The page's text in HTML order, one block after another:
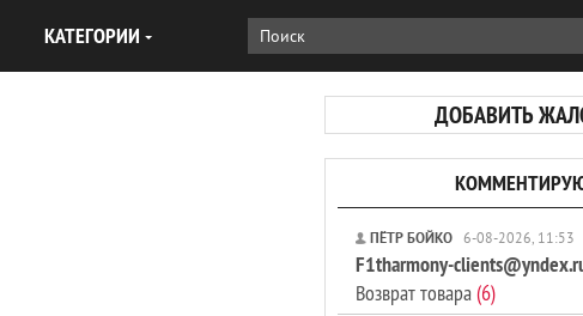
КАТЕГОРИИ
ДОБАВИТЬ
ПЁТР БОЙКО 6-08-2026, 11:53
F1tharmony-
Возврат товара(6)